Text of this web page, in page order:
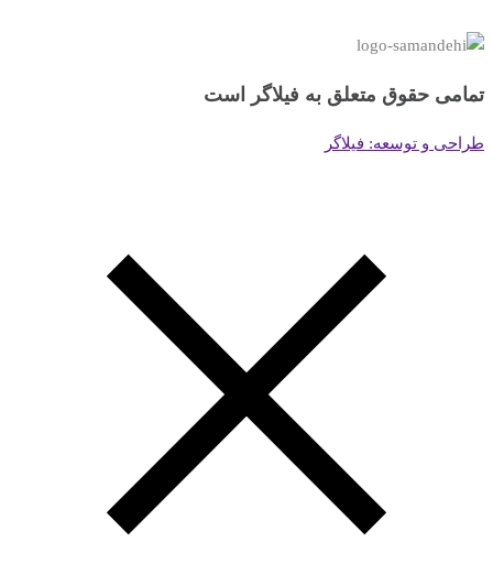
تمامی حقوق متعلق به فیلاگر است
طراحی و توسعه: فیلاگر